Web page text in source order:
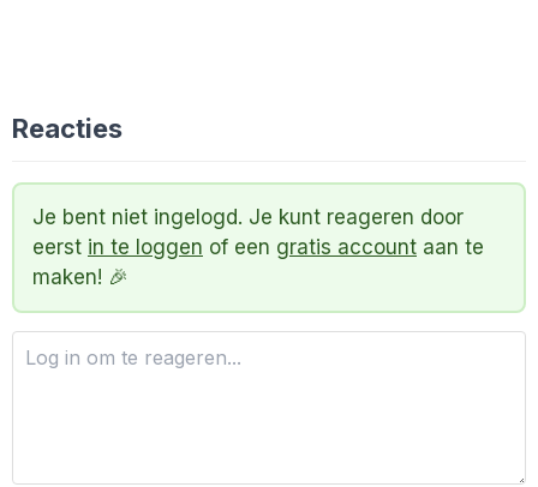
Reacties
Je bent niet ingelogd. Je kunt reageren door
eerst in te loggen of een gratis account aan te
maken! 🎉